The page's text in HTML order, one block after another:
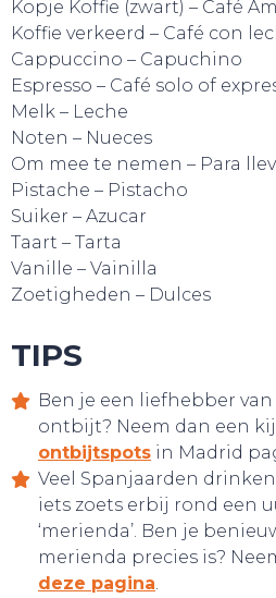
GA UIT!
Kopje Koffie (zwart) – Café
Koffie verkeerd – Café con
Cappuccino – Capuchino
Espresso – Café solo of
Melk – Leche
Noten – Nueces
Om mee te nemen – Para
Pistache – Pistacho
Suiker – Azucar
Taart – Tarta
Vanille – Vainilla
Zoetigheden – Dulces
TIPS
Ben je een liefhebber
ontbijt? Neem dan een
ontbijtspots in Madrid
Veel Spanjaarden
iets zoets erbij rond een
‘merienda’. Ben je
merienda precies is?
deze pagina.